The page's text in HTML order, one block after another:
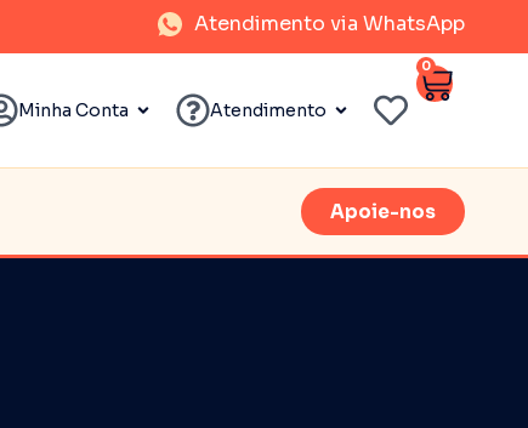
Atendimento via WhatsApp
Minha Conta Atendimento
0
Apoie-nos